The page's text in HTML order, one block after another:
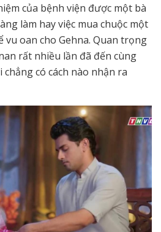
của bệnh viện được một bà
làm hay việc mua chuộc một
vu oan cho Gehna. Quan trọng
rất nhiều lần đã đến cùng
có cách nào nhận ra